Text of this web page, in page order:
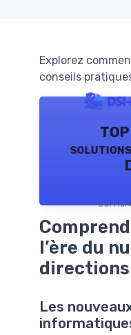
Explorez
conseils
DSI
l’ère du
Les